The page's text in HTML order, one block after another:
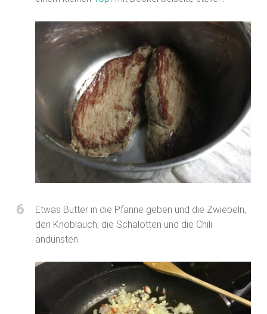
6
Etwas Butter in die Pfanne geben und die Zwiebeln,
den Knoblauch, die Schalotten und die Chili
andünsten.